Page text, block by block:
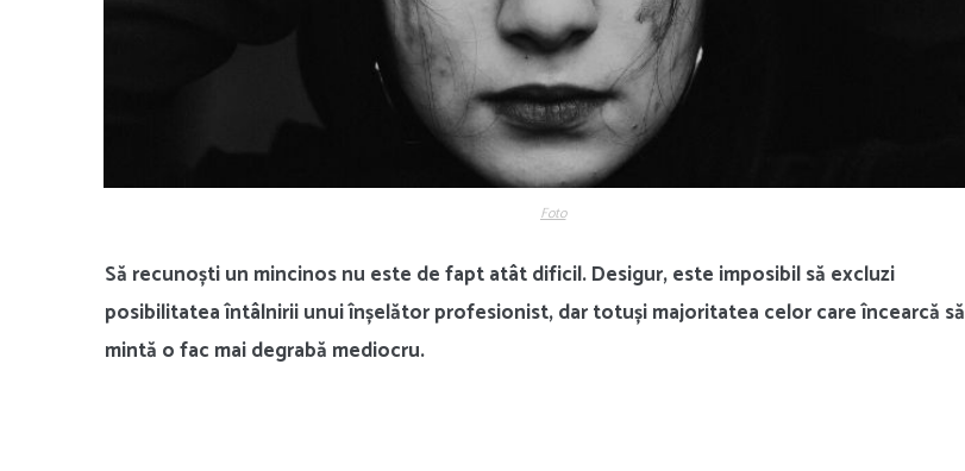
Foto
Să recunoști un mincinos nu este de fapt atât dificil. Desigur, este imposibil să excluzi
posibilitatea întâlnirii unui înșelător profesionist, dar totuși majoritatea celor care încearcă să
mintă o fac mai degrabă mediocru.